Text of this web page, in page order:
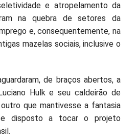
e atropelamento da
na quebra de setores da
e, consequentemente, na
mazelas sociais, inclusive o
de braços abertos, a
Hulk e seu caldeirão de
que mantivesse a fantasia
disposto a tocar o projeto